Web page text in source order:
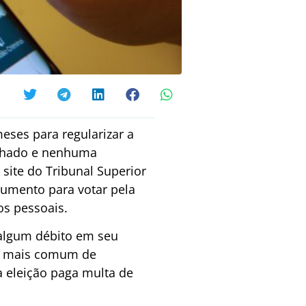
para regularizar a
e nenhuma
do Tribunal Superior
para votar pela
pessoais.
débito em seu
comum de
paga multa de